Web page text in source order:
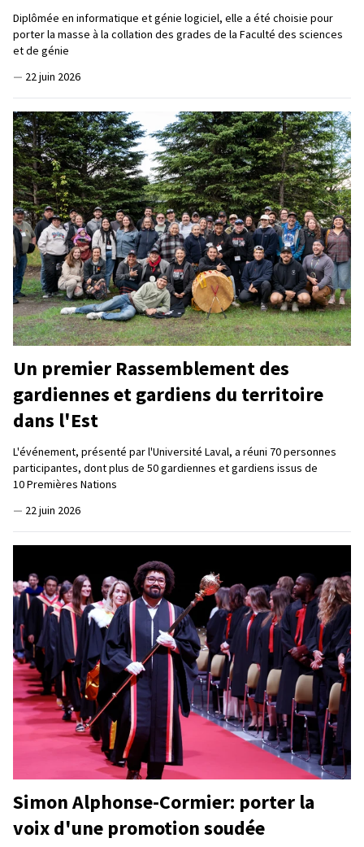
Diplômée en informatique et génie logiciel, elle a été choisie pour
porter la masse à la collation des grades de la Faculté des sciences
et de génie
— 22 juin 2026
Un premier Rassemblement des
gardiennes et gardiens du territoire
dans l'Est
L'événement, présenté par l'Université Laval, a réuni 70 personnes
participantes, dont plus de 50 gardiennes et gardiens issus de
10 Premières Nations
— 22 juin 2026
Simon Alphonse-Cormier: porter la
voix d'une promotion soudée